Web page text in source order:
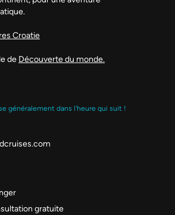
Croatie
de Découverte du monde.
généralement dans l'heure qui suit !
gratuite